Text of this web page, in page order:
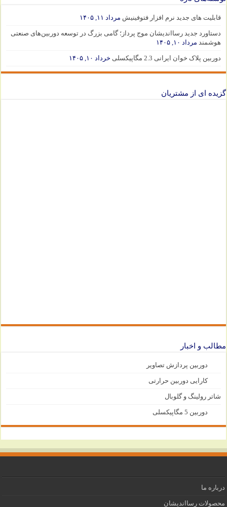
قابلیت های جدید نرم افزار فتوفینیش مرداد ۱۱, ۱۴۰۵
دستاورد جدید رسااندیشان موج پرداز؛ گامی بزرگ در توسعه دوربین‌های صنعتی
هوشمند مرداد ۱۰, ۱۴۰۵
دوربین پلاک خوان ایرانی 2.3 مگاپیکسلی خرداد ۱۰, ۱۴۰۵
گزیده ای از مشتریان
مطالب و اخبار
دوربین پردازش تصاویر
کارایی دوربین حرارتی
شاتر رولینگ و گلوبال
دوربین 5 مگاپیکسلی
درباره ما
محصولات رسااندیشان